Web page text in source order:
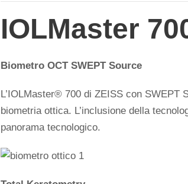
IOLMaster
Biometro OCT SWEPT Source
L’IOLMaster® 700 di ZEISS con
biometria ottica. L’inclusione della
panorama tecnologico.